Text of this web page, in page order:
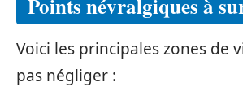
Voici les principales zones de
pas négliger :